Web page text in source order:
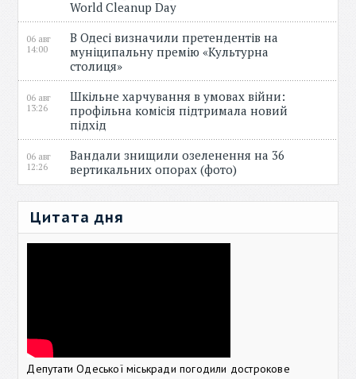
World Cleanup Day
06 авг
14:00
В Одесі визначили претендентів на
муніципальну премію «Культурна
столиця»
06 авг
13:26
Шкільне харчування в умовах війни:
профільна комісія підтримала новий
підхід
06 авг
12:26
Вандали знищили озеленення на 36
вертикальних опорах (фото)
Цитата дня
Депутати Одеської міськради погодили дострокове